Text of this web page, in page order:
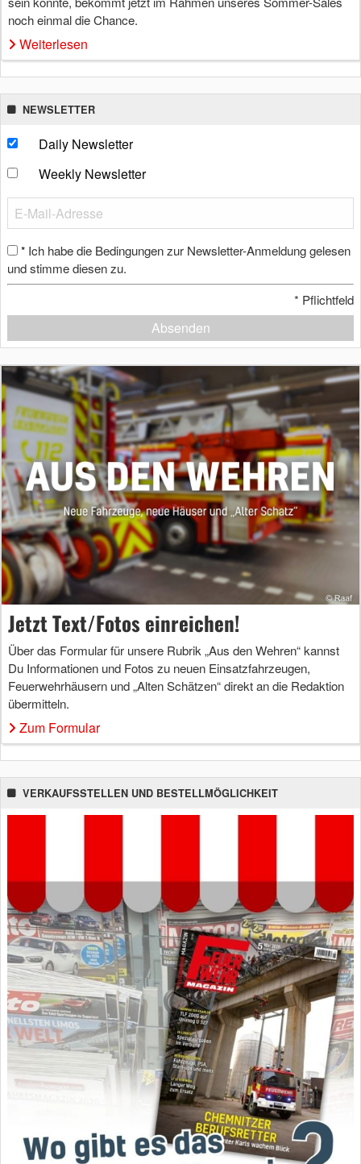
noch einmal die Chance.
Weiterlesen
NEWSLETTER
Daily Newsletter
Weekly Newsletter
* Ich habe die Bedingungen zur Newsletter-Anmeldung gelesen
und stimme diesen zu.
* Pflichtfeld
Absenden
Jetzt Text/Fotos einreichen!
Über das Formular für unsere Rubrik „Aus den Wehren“ kannst
Du Informationen und Fotos zu neuen Einsatzfahrzeugen,
Feuerwehrhäusern und „Alten Schätzen“ direkt an die Redaktion
übermitteln.
Zum Formular
VERKAUFSSTELLEN UND BESTELLMÖGLICHKEIT